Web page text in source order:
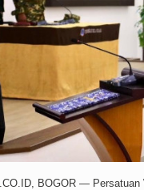
BOGOR — Persatuan